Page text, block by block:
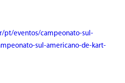
pt/eventos/campeonato-sul-
sul-americano-de-kart-